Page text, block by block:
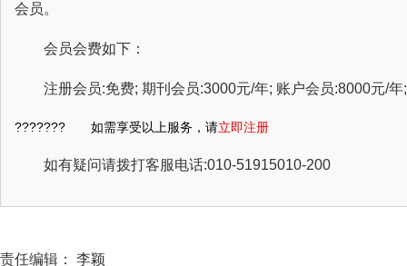
会员。
会员会费如下：
注册会员:免费; 期刊会员:3000元/年; 账户会员:8000元/
??????? 如需享受以上服务，请立即注册
如有疑问请拨打客服电话:010-51915010-200
责任编辑： 李颖